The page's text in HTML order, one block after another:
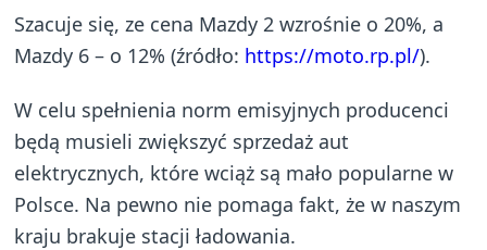
Szacuje się, ze cena Mazdy 2 wzrośnie o 20%, a
Mazdy 6 – o 12% (źródło: https://moto.rp.pl/).
W celu spełnienia norm emisyjnych producenci
będą musieli zwiększyć sprzedaż aut
elektrycznych, które wciąż są mało popularne w
Polsce. Na pewno nie pomaga fakt, że w naszym
kraju brakuje stacji ładowania.